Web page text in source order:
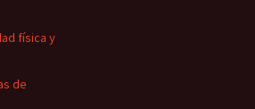
física y
de